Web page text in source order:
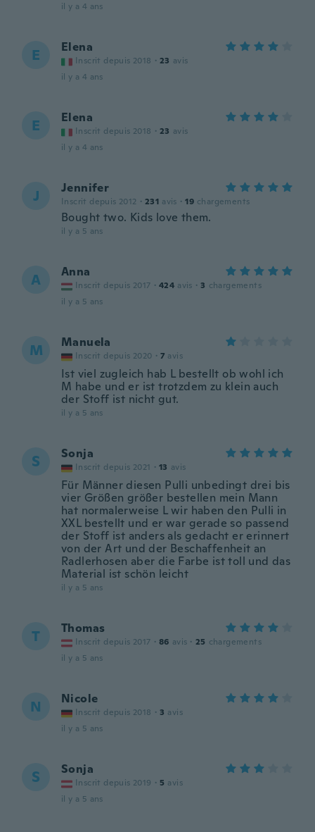
il y a 4 ans
E Elena
Inscrit depuis 2018 · 23 avis
il y a 4 ans
E Elena
Inscrit depuis 2018 · 23 avis
il y a 4 ans
J Jennifer
Inscrit depuis 2012 · 231 avis · 19 chargements
Bought two. Kids love them.
il y a 5 ans
A Anna
Inscrit depuis 2017 · 424 avis · 3 chargements
il y a 5 ans
M Manuela
Inscrit depuis 2020 · 7 avis
Ist viel zugleich hab L bestellt ob wohl ich
M habe und er ist trotzdem zu klein auch
der Stoff ist nicht gut.
il y a 5 ans
S Sonja
Inscrit depuis 2021 · 13 avis
Für Männer diesen Pulli unbedingt drei bis
vier Größen größer bestellen mein Mann
hat normalerweise L wir haben den Pulli in
XXL bestellt und er war gerade so passend
der Stoff ist anders als gedacht er erinnert
von der Art und der Beschaffenheit an
Radlerhosen aber die Farbe ist toll und das
Material ist schön leicht
il y a 5 ans
T Thomas
Inscrit depuis 2017 · 86 avis · 25 chargements
il y a 5 ans
N Nicole
Inscrit depuis 2018 · 3 avis
il y a 5 ans
S Sonja
Inscrit depuis 2019 · 5 avis
il y a 5 ans